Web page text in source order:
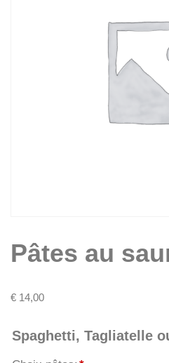
Pâtes au
€ 14,00
Spaghetti, Tagliatelle